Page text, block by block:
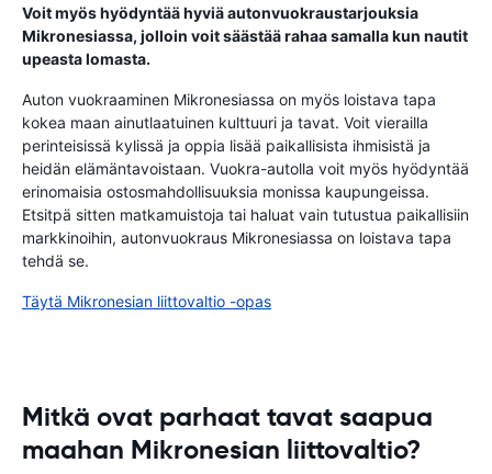
Voit myös hyödyntää hyviä autonvuokraustarjouksia
Mikronesiassa, jolloin voit säästää rahaa samalla kun nautit
upeasta lomasta.
Auton vuokraaminen Mikronesiassa on myös loistava tapa
kokea maan ainutlaatuinen kulttuuri ja tavat. Voit vierailla
perinteisissä kylissä ja oppia lisää paikallisista ihmisistä ja
heidän elämäntavoistaan. Vuokra-autolla voit myös hyödyntää
erinomaisia ​​ostosmahdollisuuksia monissa kaupungeissa.
Etsitpä sitten matkamuistoja tai haluat vain tutustua paikallisiin
markkinoihin, autonvuokraus Mikronesiassa on loistava tapa
tehdä se.
Täytä Mikronesian liittovaltio -opas
Mitkä ovat parhaat tavat saapua
maahan Mikronesian liittovaltio?